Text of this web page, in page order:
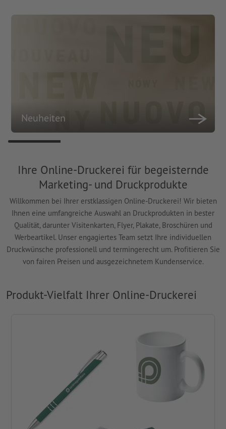
Ihre Online-Druckerei für begeisternde
Marketing- und Druckprodukte
Willkommen bei Ihrer erstklassigen Online-Druckerei! Wir bieten
Ihnen eine umfangreiche Auswahl an Druckprodukten in bester
Qualität, darunter Visitenkarten, Flyer, Plakate, Broschüren und
Werbeartikel. Unser engagiertes Team setzt Ihre individuellen
Druckwünsche professionell und termingerecht um. Profitieren Sie
von fairen Preisen und ausgezeichnetem Kundenservice.
Neuheiten
Produkt-Vielfalt Ihrer Online-Druckerei